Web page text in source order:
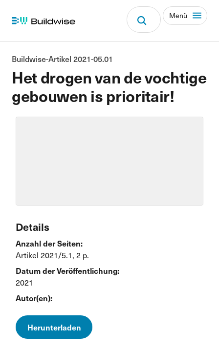
Menü
Het drogen van de vochtige
gebouwen is prioritair!
Buildwise-Artikel 2021-05.01
Details
Anzahl der Seiten:
Artikel 2021/5.1, 2 p.
Datum der Veröffentlichung:
2021
Autor(en):
Herunterladen